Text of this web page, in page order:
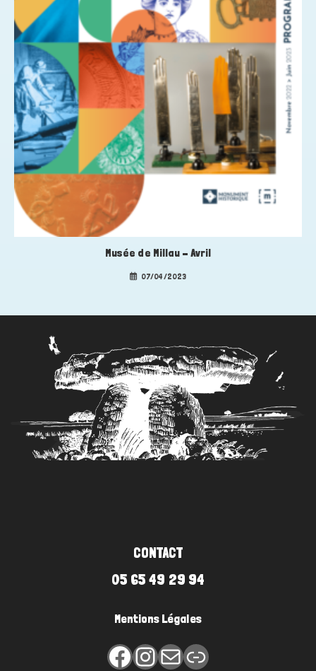
Musée de Millau – Avril
07/04/2023
CONTACT
05 65 49 29 94
Mentions Légales
FacebookInstagram
E-mail Lien